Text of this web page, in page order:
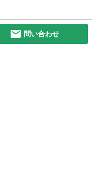
問い合わせ